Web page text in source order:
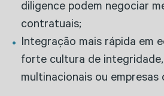
diligence podem negociar
contratuais;
Integração mais rápida em
forte cultura de
multinacionais ou empresas